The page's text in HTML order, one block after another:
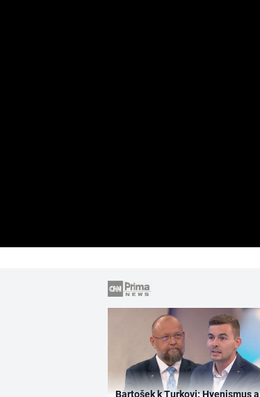
Bartošek k Turkovi: Hyenismus a